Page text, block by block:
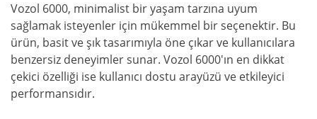
Vozol 6000, minimalist bir yaşam tarzına uyum
sağlamak isteyenler için mükemmel bir seçenektir. Bu
ürün, basit ve şık tasarımıyla öne çıkar ve kullanıcılara
benzersiz deneyimler sunar. Vozol 6000'ın en dikkat
çekici özelliği ise kullanıcı dostu arayüzü ve etkileyici
performansıdır.